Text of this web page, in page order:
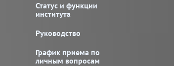
Статус и функции
института
Руководство
График приема по
личным вопросам